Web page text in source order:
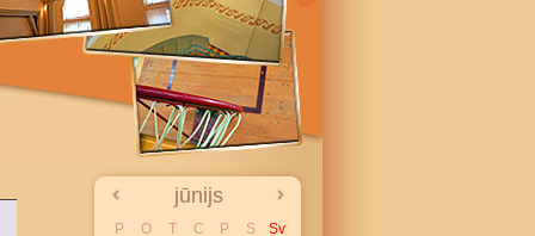
jūnijs
P O T C P S
Sv